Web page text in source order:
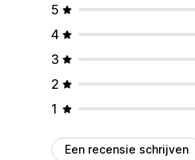
5
4
3
2
1
Een recensie schrijven